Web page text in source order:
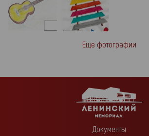
Еще фотографии
Документы